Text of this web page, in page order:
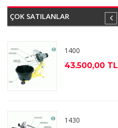
ÇOK SATILANLAR
1400
43.500,00 TL
1430